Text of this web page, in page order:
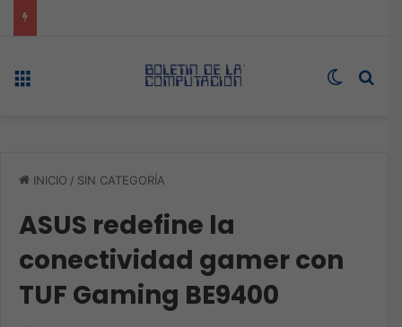
Switch
INICIO / SIN CATEGORÍA
ASUS redefine la
conectividad gamer con
TUF Gaming BE9400